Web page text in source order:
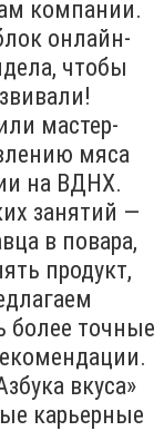
компании.
онлайн-
чтобы
мастер-
мяса
на ВДНХ.
занятий —
в повара,
продукт,
более точные
вкуса»
карьерные